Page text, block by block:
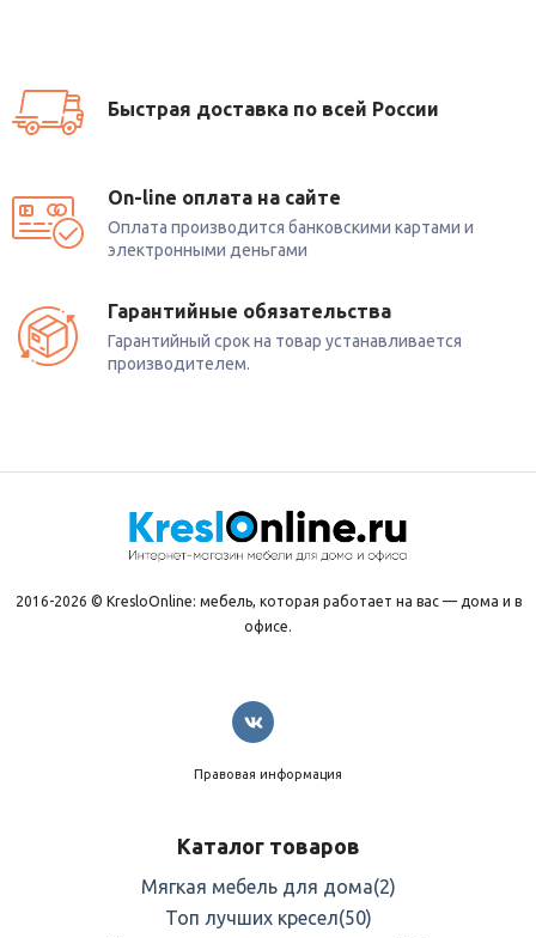
Быстрая доставка по всей России
On-line оплата на сайте
Оплата производится банковскими картами и
электронными деньгами
Гарантийные обязательства
Гарантийный срок на товар устанавливается
производителем.
2016-2026 © KresloOnline: мебель, которая работает на вас — дома и в
офисе.
Правовая информация
Каталог товаров
Мягкая мебель для дома(2)
Топ лучших кресел(50)